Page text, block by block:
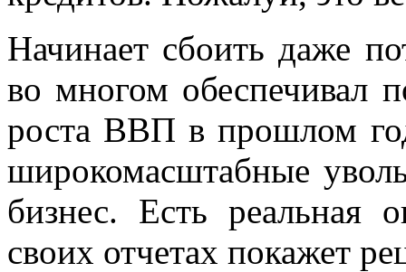
Начинает сбоить даже
во многом обеспечивал
роста ВВП в прошлом
широкомасштабные
бизнес. Есть реальная
своих отчетах покажет